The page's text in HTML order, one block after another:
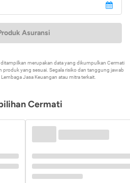
Asuransi
merupakan data yang dikumpulkan Cermati
yang sesuai. Segala risiko dan tanggung jawab
Jasa Keuangan atau mitra terkait.
Cermati